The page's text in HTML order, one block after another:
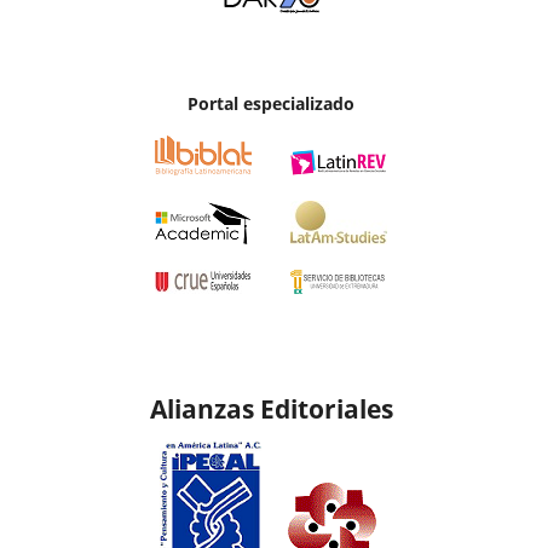
Portal especializado
Alianzas Editoriales